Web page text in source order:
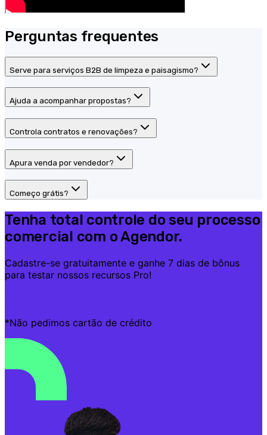
Perguntas frequentes
Serve para serviços B2B de limpeza e paisagismo?
Ajuda a acompanhar propostas?
Controla contratos e renovações?
Apura venda por vendedor?
Começo grátis?
Tenha total controle do seu processo
comercial com o Agendor.
Cadastre-se gratuitamente e ganhe 7 dias de bônus
para testar nossos recursos Pro!
*Não pedimos cartão de crédito